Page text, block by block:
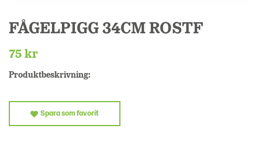
FÅGELPIGG 34CM ROSTF
75 kr
Produktbeskrivning:
Spara som favorit